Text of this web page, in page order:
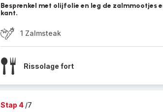
Besprenkel met olijfolie en leg de zalmmootjes
kant.
1 Zalmsteak
Rissolage fort
Stap 4 /7